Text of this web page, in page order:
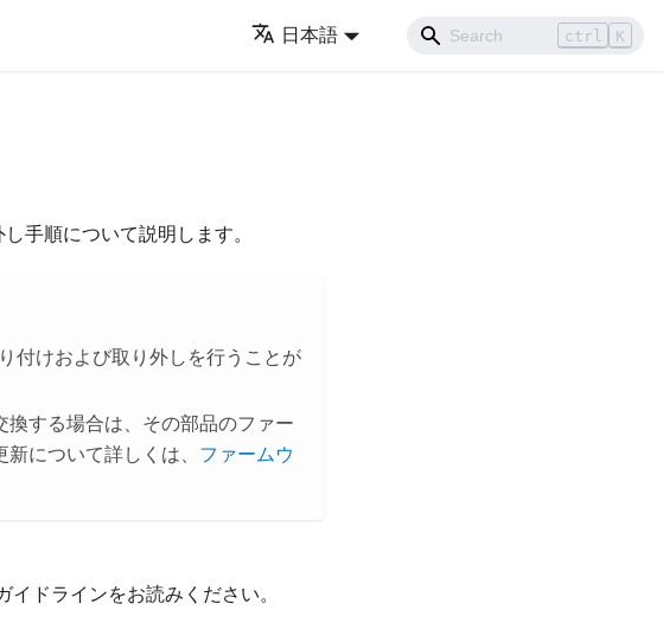
日本語 ctrl K
手順について説明します。
付けおよび取り外しを行うことが
する場合は、その部品のファー
について詳しくは、 ファームウ
ドラインをお読みください。